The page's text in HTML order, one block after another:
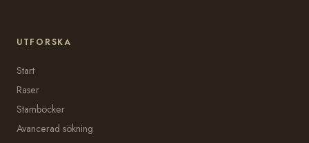
UTFORSKA
Start
Raser
Stamböcker
Avancerad sökning